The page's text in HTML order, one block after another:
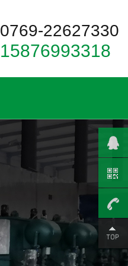
0769-22627330
15876993318
0769-